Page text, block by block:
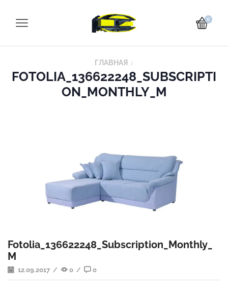
0
ГЛАВНАЯ
FOTOLIA_136622248_SUBSCRIPTI
ON_MONTHLY_M
Fotolia_136622248_Subscription_Monthly_
M
12.09.2017 / 0 / 0